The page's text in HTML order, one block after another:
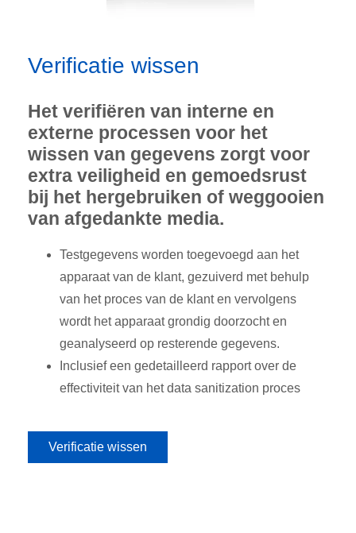
Verificatie wissen
Het verifiëren van interne en
externe processen voor het
wissen van gegevens zorgt voor
extra veiligheid en gemoedsrust
bij het hergebruiken of weggooien
van afgedankte media.
Testgegevens worden toegevoegd aan het
apparaat van de klant, gezuiverd met behulp
van het proces van de klant en vervolgens
wordt het apparaat grondig doorzocht en
geanalyseerd op resterende gegevens.
Inclusief een gedetailleerd rapport over de
effectiviteit van het data sanitization proces
Verificatie wissen